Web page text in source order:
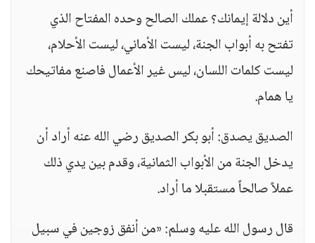
أين دلالة إيمانك؟ عملك الصالح وحده المفتاح الذي
تفتح به أبواب الجنة، ليست الأماني، ليست الأحلام،
ليست كلمات اللسان، ليس غير الأعمال فاصنع مفاتيحك
يا همام.
الصديق يصدق: أبو بكر الصديق رضي الله عنه أراد أن
يدخل الجنة من الأبواب الثمانية، وقدم بين يدي ذلك
عملاً صالحاً مستقبلا ما أراد.
قال رسول الله عليه وسلم: «من أنفق زوجين في سبيل